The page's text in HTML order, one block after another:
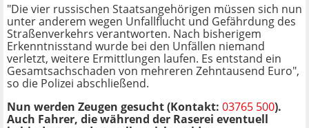
"Die vier russischen Staatsangehörigen müssen sich nun
unter anderem wegen Unfallflucht und Gefährdung des
Straßenverkehrs verantworten. Nach bisherigem
Erkenntnisstand wurde bei den Unfällen niemand
verletzt, weitere Ermittlungen laufen. Es entstand ein
Gesamtsachschaden von mehreren Zehntausend Euro",
so die Polizei abschließend.
Nun werden Zeugen gesucht (Kontakt: 03765 500).
Auch Fahrer, die während der Raserei eventuell